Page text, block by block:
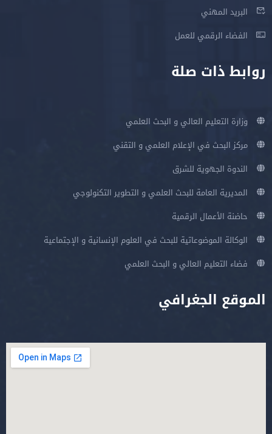
البريد المهني
الفضاء الرقمي للعمل
روابط ذات صلة
وزارة التعليم العالي و البحث العلمي
مركز البحث في الإعلام العلمي و التقني
الندوة الجهوية للشرق
المديرية العامة للبحث العلمي و التطوير التكنولوجي
حاضنة الأعمال الرقمية
الوكالة الموضوعاتية للبحث في العلوم الإنسانية و الإجتماعية
فضاء التعليم العالي و البحث العلمي
الموقع الجغرافي